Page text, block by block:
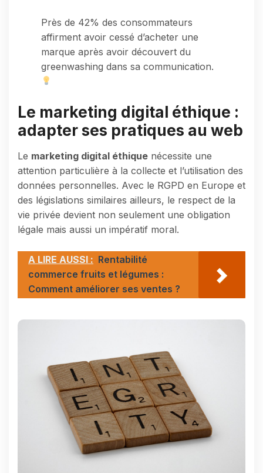
Près de 42% des consommateurs
affirment avoir cessé d’acheter une
marque après avoir découvert du
greenwashing dans sa communication.
Le marketing digital éthique :
adapter ses pratiques au web
Le marketing digital éthique nécessite une
attention particulière à la collecte et l’utilisation des
données personnelles. Avec le RGPD en Europe et
des législations similaires ailleurs, le respect de la
vie privée devient non seulement une obligation
légale mais aussi un impératif moral.
A LIRE AUSSI : Rentabilité
commerce fruits et légumes :
Comment améliorer ses ventes ?